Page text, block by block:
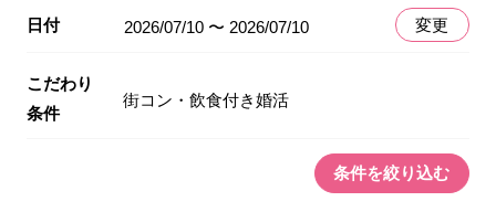
日付 2026/07/10 〜 2026/07/10 変更
こだわり
条件
街コン・飲食付き婚活
条件を絞り込む